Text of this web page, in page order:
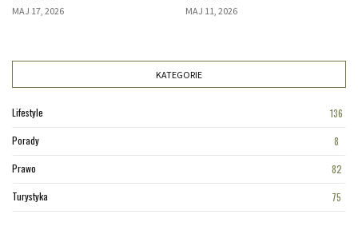
MAJ 17, 2026 MAJ 11, 2026
KATEGORIE
Lifestyle
136
Porady
8
Prawo
82
Turystyka
75